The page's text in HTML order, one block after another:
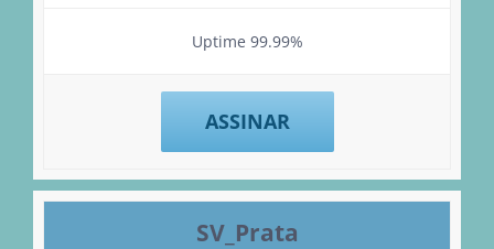
Uptime 99.99%
ASSINAR
SV_Prata